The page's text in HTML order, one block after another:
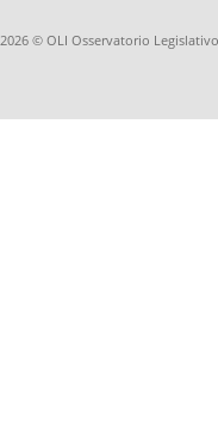
2026 © OLI Osservatorio